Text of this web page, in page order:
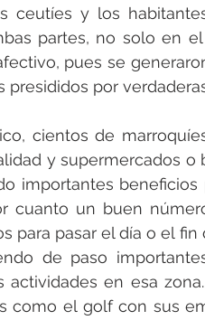
ceutíes y los
partes, no solo en
pues se
por
cientos de
y supermercados o
importantes beneficios
cuanto un buen
para pasar el día o el
de paso
actividades en esa
como el golf con sus